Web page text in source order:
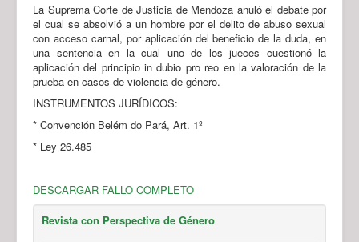
La Suprema Corte de Justicia de Mendoza anuló el debate por
el cual se absolvió a un hombre por el delito de abuso sexual
con acceso carnal, por aplicación del beneficio de la duda, en
una sentencia en la cual uno de los jueces cuestionó la
aplicación del principio in dubio pro reo en la valoración de la
prueba en casos de violencia de género.
INSTRUMENTOS JURÍDICOS:
* Convención Belém do Pará, Art. 1º
* Ley 26.485
DESCARGAR FALLO COMPLETO
Revista con Perspectiva de Género